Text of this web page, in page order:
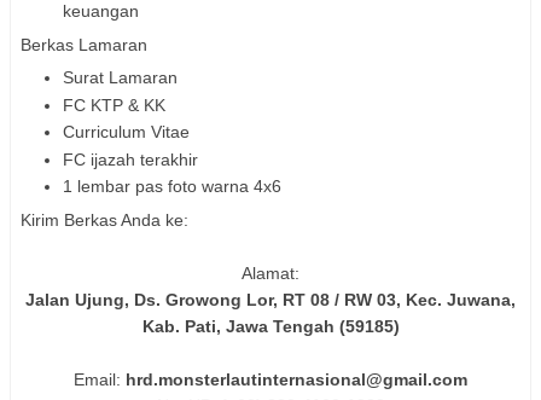
keuangan
Berkas Lamaran
Surat Lamaran
FC KTP & KK
Curriculum Vitae
FC ijazah terakhir
1 lembar pas foto warna 4x6
Kirim Berkas Anda ke:
Alamat:
Jalan Ujung, Ds. Growong Lor, RT 08 / RW 03, Kec. Juwana,
Kab. Pati, Jawa Tengah (59185)
Email: hrd.monsterlautinternasional@gmail.com